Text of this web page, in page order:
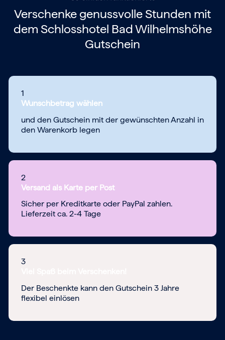
Verschenke genussvolle Stunden mit
dem Schlosshotel Bad Wilhelmshöhe
Gutschein
1
Wunschbetrag wählen
und den Gutschein mit der gewünschten Anzahl in
den Warenkorb legen
2
Versand als Karte per Post
Sicher per Kreditkarte oder PayPal zahlen.
Lieferzeit ca. 2-4 Tage
3
Der Beschenkte kann den Gutschein 3 Jahre
flexibel einlösen